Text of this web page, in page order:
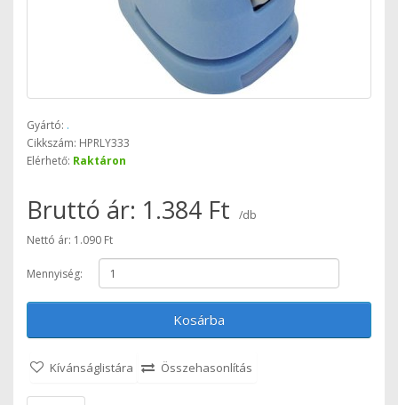
Gyártó: .
Cikkszám: HPRLY333
Elérhető: Raktáron
Bruttó ár: 1.384 Ft
/db
Nettó ár: 1.090 Ft
Mennyiség:
Kosárba
Kívánságlistára Összehasonlítás